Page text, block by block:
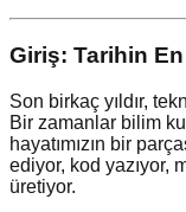
Giriş: Tarihin En
Son birkaç yıldır,
Bir zamanlar bilim
hayatımızın bir
ediyor, kod yazıyor,
üretiyor.